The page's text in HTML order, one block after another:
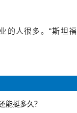
的人很多。“斯坦福
能挺多久？